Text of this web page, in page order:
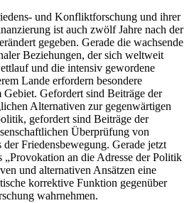
und Konfliktforschung und ihrer
ist auch zwölf Jahre nach der
gegeben. Gerade die wachsende
Beziehungen, der sich weltweit
und die intensiv gewordene
Lande erfordern besondere
Gebiet. Gefordert sind Beiträge der
Alternativen zur gegenwärtigen
gefordert sind Beiträge der
Überprüfung von
Friedensbewegung. Gerade jetzt
„Provokation an die Adresse der Politik
und alternativen Ansätzen eine
korrektive Funktion gegenüber
wahrnehmen.